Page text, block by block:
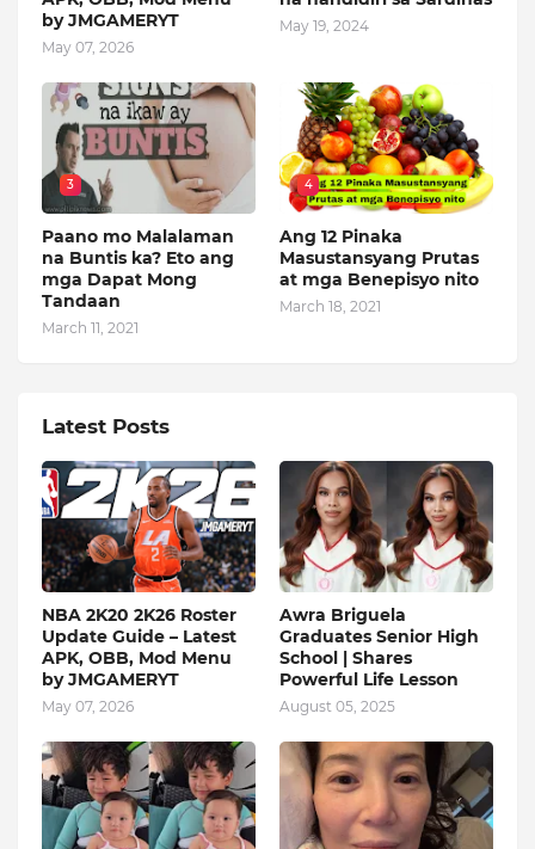
by JMGAMERYT
May 07, 2026
May 19, 2024
3
Paano mo Malalaman
na Buntis ka? Eto ang
mga Dapat Mong
Tandaan
March 11, 2021
4
Ang 12 Pinaka
Masustansyang Prutas
at mga Benepisyo nito
March 18, 2021
Latest Posts
NBA 2K20 2K26 Roster
Update Guide – Latest
APK, OBB, Mod Menu
by JMGAMERYT
May 07, 2026
Awra Briguela
Graduates Senior High
School | Shares
Powerful Life Lesson
August 05, 2025